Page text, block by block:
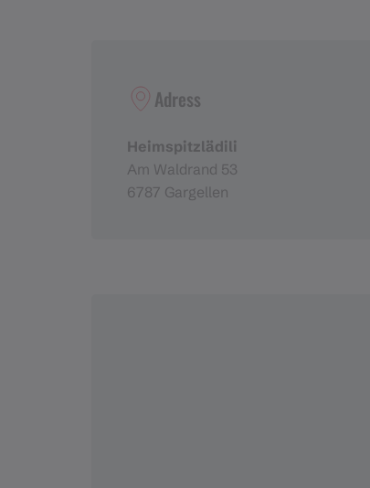
Adress
Heimspitzlädili
Am Waldrand 53
6787 Gargellen